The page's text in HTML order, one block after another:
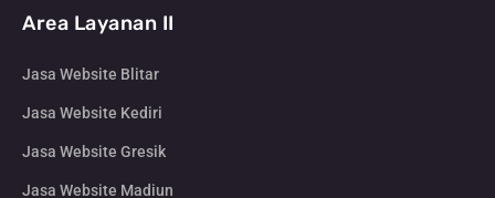
Area Layanan II
Jasa Website Blitar
Jasa Website Kediri
Jasa Website Gresik
Jasa Website Madiun